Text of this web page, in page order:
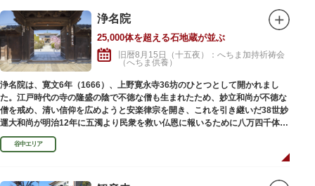
浄名院
25,000体を超える石地蔵が並ぶ
旧暦8月15日（十五夜）：へちま加持祈祷会
（へちま供養）
浄名院は、寛文6年（1666）、上野寛永寺36坊のひとつとして開かれまし
た。江戸時代の寺の隆盛の陰で不徳な僧も生まれたため、妙立和尚が不徳な
僧を戒め、清い信仰を広めようと安楽律宗を開き、これを引き継いだ38世妙
運大和尚が明治12年に五濁より民衆を救い仏恩に報いるために八万四千体の
石地蔵建立を発願しました。現在では2万５千体を超える像が造立されてい
ます。谷中エリア